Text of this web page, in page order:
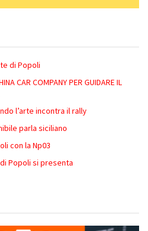
di Popoli
CAR COMPANY PER GUIDARE IL
l’arte incontra il rally
parla siciliano
con la Np03
Popoli si presenta